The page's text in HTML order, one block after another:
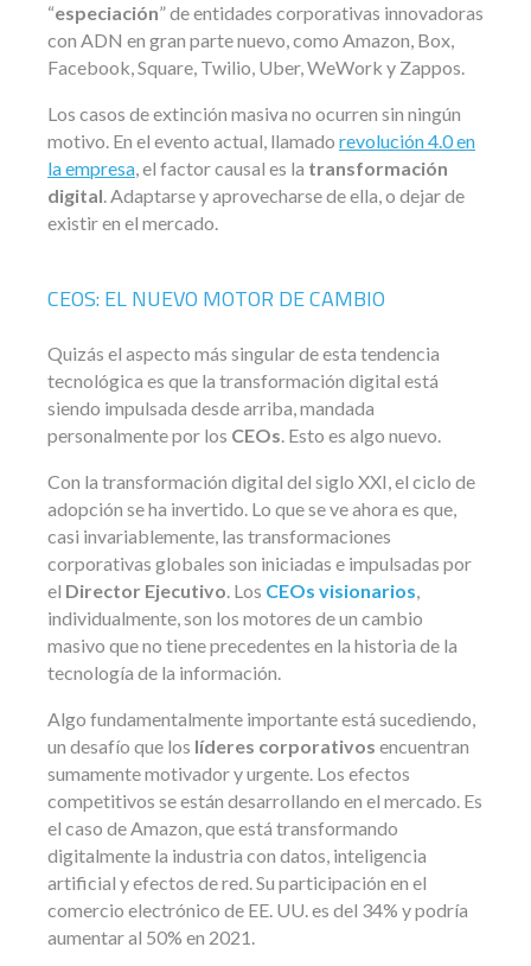
“especiación” de entidades corporativas innovadoras
con ADN en gran parte nuevo, como Amazon, Box,
Facebook, Square, Twilio, Uber, WeWork y Zappos.
Los casos de extinción masiva no ocurren sin ningún
motivo. En el evento actual, llamado revolución 4.0 en
la empresa, el factor causal es la transformación
digital. Adaptarse y aprovecharse de ella, o dejar de
existir en el mercado.
CEOS: EL NUEVO MOTOR DE CAMBIO
Quizás el aspecto más singular de esta tendencia
tecnológica es que la transformación digital está
siendo impulsada desde arriba, mandada
personalmente por los CEOs. Esto es algo nuevo.
Con la transformación digital del siglo XXI, el ciclo de
adopción se ha invertido. Lo que se ve ahora es que,
casi invariablemente, las transformaciones
corporativas globales son iniciadas e impulsadas por
el Director Ejecutivo. Los CEOs visionarios,
individualmente, son los motores de un cambio
masivo que no tiene precedentes en la historia de la
tecnología de la información.
Algo fundamentalmente importante está sucediendo,
un desafío que los líderes corporativos encuentran
sumamente motivador y urgente. Los efectos
competitivos se están desarrollando en el mercado. Es
el caso de Amazon, que está transformando
digitalmente la industria con datos, inteligencia
artificial y efectos de red. Su participación en el
comercio electrónico de EE. UU. es del 34% y podría
aumentar al 50% en 2021.